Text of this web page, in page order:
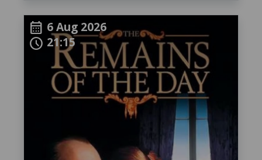
calendar_month 6 Aug 2026
schedule 21:15